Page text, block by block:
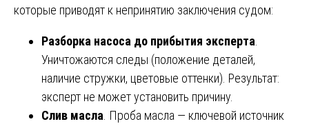
которые приводят к непринятию заключения судом:
Разборка насоса до прибытия эксперта.
Уничтожаются следы (положение деталей,
наличие стружки, цветовые оттенки). Результат:
эксперт не может установить причину.
Слив масла. Проба масла — ключевой источник